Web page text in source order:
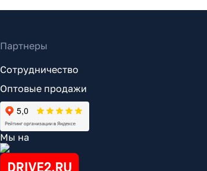
Партнеры
Сотрудничество
Оптовые продажи
Мы на